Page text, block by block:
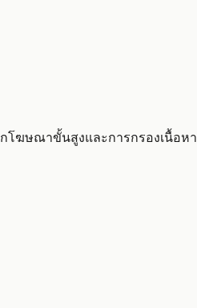
โฆษณาขั้นสูงและการกรองเนื้อหา